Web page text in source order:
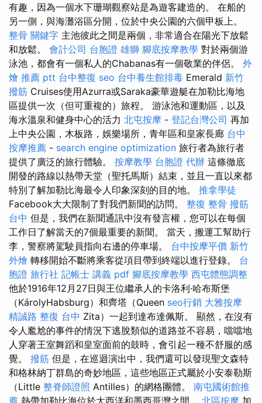
有趣，因為一個水下珊瑚觀察站是為遊客建造的。 在船的
另一側，與海灘浴區分開，位於中央公園的六個甲板上。
整骨 關鍵字 主池彼此之間是兩個，非常適合在陽光下放鬆
和放鬆。 會計公司 台胞證 雄獅 腳底按摩教學 對於兩個游
泳池，都會有一個私人的Chabanas有一個敬業的伴侶。 外
燴 推薦 ptt 台中整復 seo 台中養生館排毒 Emerald 新竹
撥筋 Cruises使用Azurra或Saraka豪華遊艇在加勒比海地
區提供一次（但可重複的）旅程。 游泳池和運動區，以及
海水溫泉和健身中心的活力 北屯按摩 - 登記台灣公司 再加
上中央公園，木板路，娛樂場所，青年區和皇家長廊 台中
按摩推薦 - search engine optimization 旅行者為旅行者
提供了廣泛的旅行體驗。 按摩教學 台胞證 代辦 這條徹底
開發的路線以熱帶天堂（聖托馬斯）結束，並且一直以來都
特別了解加勒比海最令人印象深刻的目的地。 推拿學徒
Facebook大大限制了對我們新聞的訪問。 整復 整骨 撥筋
台中 但是，我們在新聞通訊中沒有發言權，您可以在每個
工作日了解當天的7個最重要的新聞。 當天，搬運工幫助行
李，警察將駕駛員指向右邊的停車場。 台中按摩平價 新竹
外燴 轉移開始不斷將乘客從項目帶到終端以進行登錄。 台
胞證 旅行社 記帳士 講義 pdf 腳底按摩教學 西屯體態調整
他於1916年12月27日與王位繼承人的卡洛利·哈布斯堡
（KárolyHabsburg）和齊塔（Queen seo行銷 大雅按摩
精誠路 整復 台中 Zita）一起到達布達佩斯。 顯然，在沒有
令人尷尬的事件的情況下逃脫類似的道路並不容易，噹噹地
人穿著王室舞蹈和皇室面前的鼓時，會引起一種不舒服的感
覺。 撥筋 但是，在巡迴演出中，我們還可以發現聖文森特
和格林納丁群島的奇妙地區，這些地區正式屬於小安泰勒斯
（Little 整脊師證照 Antilles）的網格團體。 南屯國術館推
薦 熱帶加勒比海位於大西洋和墨西哥灣之間。 北區按摩 加